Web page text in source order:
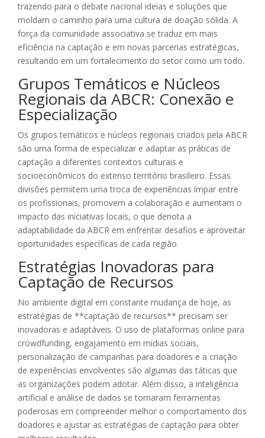
trazendo para o debate nacional ideias e soluções que
moldam o caminho para uma cultura de doação sólida. A
força da comunidade associativa se traduz em mais
eficiência na captação e em novas parcerias estratégicas,
resultando em um fortalecimento do setor como um todo.
Grupos Temáticos e Núcleos
Regionais da ABCR: Conexão e
Especialização
Os grupos temáticos e núcleos regionais criados pela ABCR
são uma forma de especializar e adaptar as práticas de
captação a diferentes contextos culturais e
socioeconômicos do extenso território brasileiro. Essas
divisões permitem uma troca de experiências ímpar entre
os profissionais, promovem a colaboração e aumentam o
impacto das iniciativas locais, o que denota a
adaptabilidade da ABCR em enfrentar desafios e aproveitar
oportunidades específicas de cada região.
Estratégias Inovadoras para
Captação de Recursos
No ambiente digital em constante mudança de hoje, as
estratégias de **captação de recursos** precisam ser
inovadoras e adaptáveis. O uso de plataformas online para
crowdfunding, engajamento em mídias sociais,
personalização de campanhas para doadores e a criação
de experiências envolventes são algumas das táticas que
as organizações podem adotar. Além disso, a inteligência
artificial e análise de dados se tornaram ferramentas
poderosas em compreender melhor o comportamento dos
doadores e ajustar as estratégias de captação para obter